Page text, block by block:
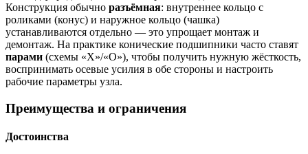
Конструкция обычно разъёмная: внутреннее кольцо с
роликами (конус) и наружное кольцо (чашка)
устанавливаются отдельно — это упрощает монтаж и
демонтаж. На практике конические подшипники часто ставят
парами (схемы «Х»/«О»), чтобы получить нужную жёсткость,
воспринимать осевые усилия в обе стороны и настроить
рабочие параметры узла.
Преимущества и ограничения
Достоинства